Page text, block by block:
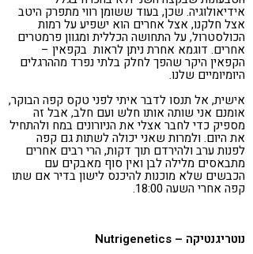
אידיאולוגיה. שכן, בעוד ששומן רווי מתפרק היטב
אצל חלקנו, אצל אחרים הוא ישפיע על רמות
הכולסטרול, על התחושה הכללית ומגוון פרמטרים
אחרים. דוגמא אחרת ניתן לראות בקפאין –
הקפאין היקר שהפך לחלק בלתי נפרד מההרגלים
היומיומיים שלנו.
אישית, אל תנסו לדבר איתי לפני טקס קפה הבוקר,
אומנם אני שותה אותו חלש ועם חלב, אבל זה
מספיק כדי לחבר אצלי את הניורונים במח ולהתחיל
את היום. ולמרות שאני יכולה לשתות גם קפה
לפנות ערב ולהירדם תוך דקות, הרי רבים אחרים
מתבאסים מלילה לבן ואין סוף מאבקים עם
הכבשים שלא מוכנות להיכנס לישון בדיר אם שתו
קפה אחרי השעה 18:00.
נוטריגנטיקה – Nutrigenetics